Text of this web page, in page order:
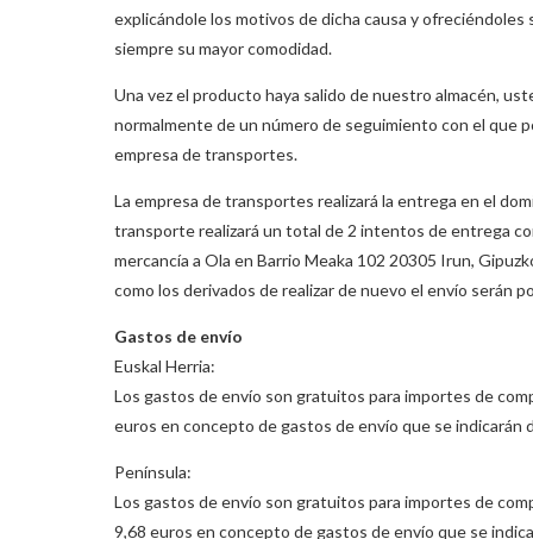
explicándole los motivos de dicha causa y
siempre su mayor comodidad.
Una vez el producto haya salido de nuestro almacén,
normalmente de un número de seguimiento con el que
empresa de transportes.
La empresa de transportes realizará la entrega en el
transporte realizará un total de 2 intentos de entrega
mercancía a Ola en Barrio Meaka 102 20305 Irun,
como los derivados de realizar de nuevo el envío serán
Gastos de envío
Euskal Herria:
Los gastos de envío son gratuitos para importes de
euros en concepto de gastos de envío que se indicarán
Península:
Los gastos de envío son gratuitos para importes de
9,68 euros en concepto de gastos de envío que se